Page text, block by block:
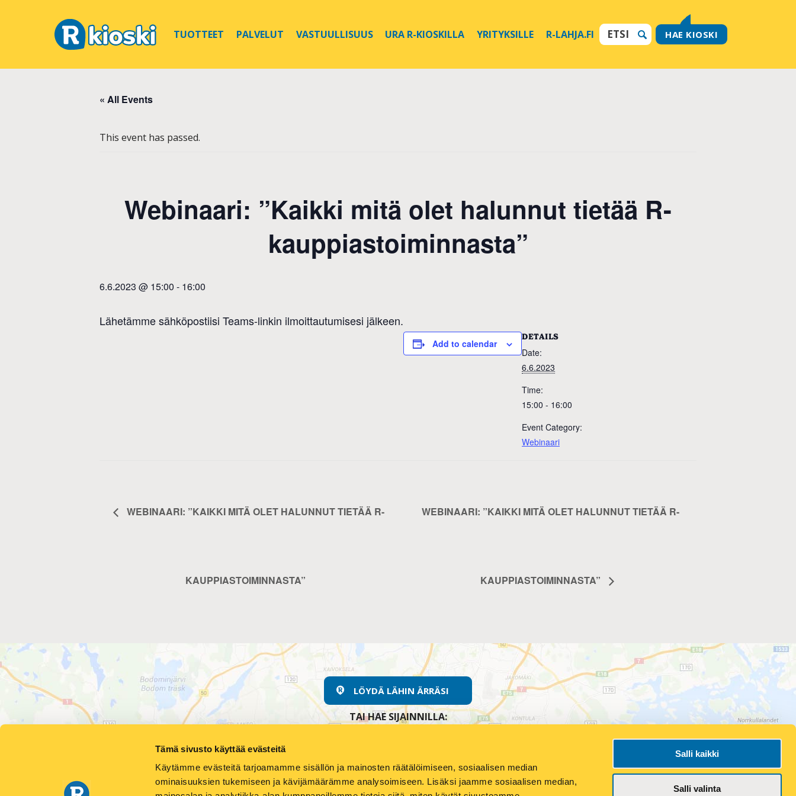
Tämä sivusto käyttää evästeitä
Käytämme evästeitä tarjoamamme sisällön ja mainosten räätälöimiseen, sosiaalisen median
ominaisuuksien tukemiseen ja kävijämäärämme analysoimiseen. Lisäksi jaamme sosiaalisen median,
Salli kaikki
Salli valinta
TUOTTEET PALVELUT VASTUULLISUUS URA R-KIOSKILLA YRITYKSILLE R-LAHJA.FI HAE KIOSKI
« All Events
This event has passed.
Webinaari: ”Kaikki mitä olet halunnut tietää R-
kauppiastoiminnasta”
6.6.2023 @ 15:00 - 16:00
Lähetämme sähköpostiisi Teams-linkin ilmoittautumisesi jälkeen.
Add to calendar
DETAILS
Date:
6.6.2023
Time:
15:00 - 16:00
Event Category:
Webinaari
WEBINAARI: ”KAIKKI MITÄ OLET HALUNNUT TIETÄÄ R-
KAUPPIASTOIMINNASTA”
WEBINAARI: ”KAIKKI MITÄ OLET HALUNNUT TIETÄÄ R-
KAUPPIASTOIMINNASTA”
LÖYDÄ LÄHIN ÄRRÄSI
TAI HAE SIJAINNILLA: